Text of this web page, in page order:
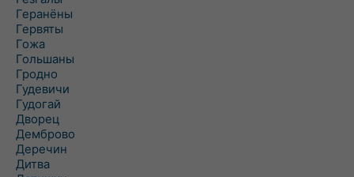
Геранёны
Гервяты
Гожа
Гольшаны
Гродно
Гудевичи
Гудогай
Дворец
Демброво
Деречин
Дитва